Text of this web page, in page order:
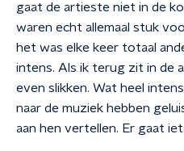
gaat de artieste niet in de
waren echt allemaal stuk
het was elke keer totaal
intens. Als ik terug zit in de
even slikken. Wat heel
naar de muziek hebben
aan hen vertellen. Er gaat